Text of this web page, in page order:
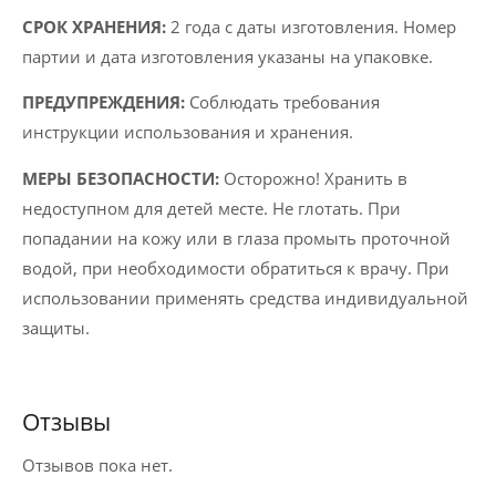
СРОК ХРАНЕНИЯ: 2 года с даты изготовления. Номер
партии и дата изготовления указаны на упаковке.
ПРЕДУПРЕЖДЕНИЯ: Соблюдать требования
инструкции использования и хранения.
МЕРЫ БЕЗОПАСНОСТИ: Осторожно! Хранить в
недоступном для детей месте. Не глотать. При
попадании на кожу или в глаза промыть проточной
водой, при необходимости обратиться к врачу. При
использовании применять средства индивидуальной
защиты.
Отзывы
Отзывов пока нет.